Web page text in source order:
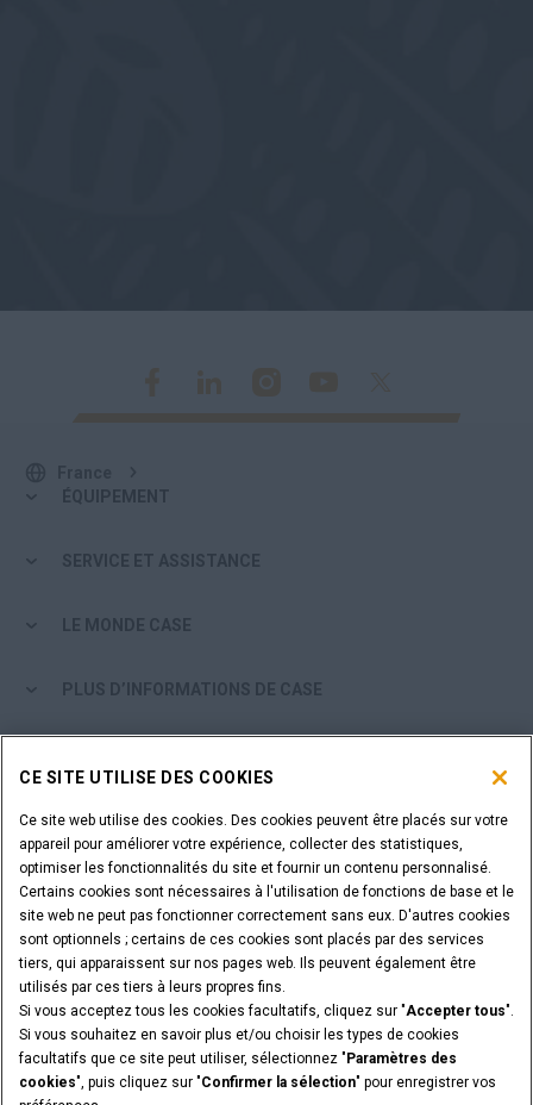
ÉQUIPEMENT
SERVICE ET ASSISTANCE
LE MONDE CASE
PLUS D’INFORMATIONS DE CASE
ÊTES-VOUS UN CONCESSIONNAIRE ?
IDENTIFIANT DU CONCESSIONNAIRE
VOUS SOUHAITEZ DEVENIR CONCESSIONNAIRE ?
SOUMETTEZ VOTRE DEMANDE
Informations légales
CE SITE UTILISE DES COOKIES
Ce site web utilise des cookies. Des cookies peuvent être placés sur votre
appareil pour améliorer votre expérience, collecter des statistiques,
optimiser les fonctionnalités du site et fournir un contenu personnalisé.
Certains cookies sont nécessaires à l'utilisation de fonctions de base et le
site web ne peut pas fonctionner correctement sans eux. D'autres cookies
sont optionnels ; certains de ces cookies sont placés par des services
tiers, qui apparaissent sur nos pages web. Ils peuvent également être
utilisés par ces tiers à leurs propres fins.
Si vous acceptez tous les cookies facultatifs, cliquez sur "Accepter tous".
Si vous souhaitez en savoir plus et/ou choisir les types de cookies
facultatifs que ce site peut utiliser, sélectionnez " Paramètres des
cookies", puis cliquez sur "Confirmer la sélection" pour enregistrer vos